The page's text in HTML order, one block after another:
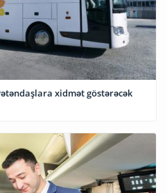
xidmət göstərəcək